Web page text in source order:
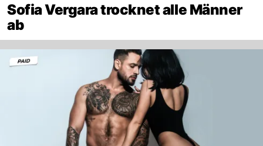
Sofia Vergara trocknet alle Männer
ab